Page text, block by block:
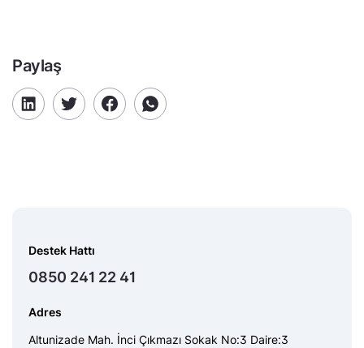
Paylaş
Destek Hattı
0850 241 22 41
Adres
Altunizade Mah. İnci Çıkmazı Sokak No:3 Daire:3